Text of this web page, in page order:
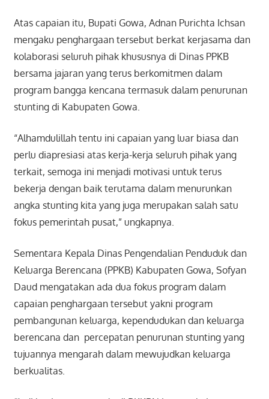
Atas capaian itu, Bupati Gowa, Adnan Purichta Ichsan
mengaku penghargaan tersebut berkat kerjasama dan
kolaborasi seluruh pihak khususnya di Dinas PPKB
bersama jajaran yang terus berkomitmen dalam
program bangga kencana termasuk dalam penurunan
stunting di Kabupaten Gowa.
“Alhamdulillah tentu ini capaian yang luar biasa dan
perlu diapresiasi atas kerja-kerja seluruh pihak yang
terkait, semoga ini menjadi motivasi untuk terus
bekerja dengan baik terutama dalam menurunkan
angka stunting kita yang juga merupakan salah satu
fokus pemerintah pusat,” ungkapnya.
Sementara Kepala Dinas Pengendalian Penduduk dan
Keluarga Berencana (PPKB) Kabupaten Gowa, Sofyan
Daud mengatakan ada dua fokus program dalam
capaian penghargaan tersebut yakni program
pembangunan keluarga, kependudukan dan keluarga
berencana dan percepatan penurunan stunting yang
tujuannya mengarah dalam mewujudkan keluarga
berkualitas.